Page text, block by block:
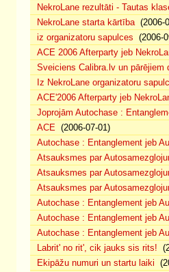
NekroLane rezultāti - Tautas
NekroLane starta kārtība(2006-
iz organizatoru sapulces (2006-
ACE 2006 Afterparty jeb
Sveiciens Calibra.lv un pārējiem
Iz NekroLane organizatoru
ACE'2006 Afterparty jeb
Joprojām Autochase :
ACE (2006-07-01)
Autochase : Entanglement jeb
Atsauksmes par
Atsauksmes par
Atsauksmes par
Autochase : Entanglement jeb
Autochase : Entanglement jeb
Autochase : Entanglement jeb
Labrit' no rit', cik jauks sis rits!
Ekipāžu numuri un startu laiki